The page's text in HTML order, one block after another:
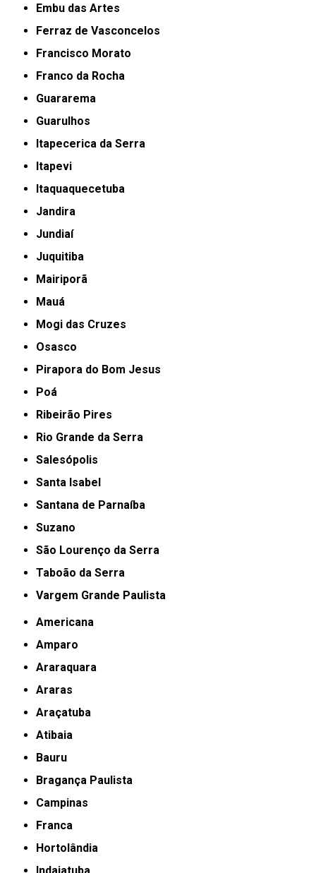
Embu das Artes
Ferraz de Vasconcelos
Francisco Morato
Franco da Rocha
Guararema
Guarulhos
Itapecerica da Serra
Itapevi
Itaquaquecetuba
Jandira
Jundiaí
Juquitiba
Mairiporã
Mauá
Mogi das Cruzes
Osasco
Pirapora do Bom Jesus
Poá
Ribeirão Pires
Rio Grande da Serra
Salesópolis
Santa Isabel
Santana de Parnaíba
Suzano
São Lourenço da Serra
Taboão da Serra
Vargem Grande Paulista
Americana
Amparo
Araraquara
Araras
Araçatuba
Atibaia
Bauru
Bragança Paulista
Campinas
Franca
Hortolândia
Indaiatuba